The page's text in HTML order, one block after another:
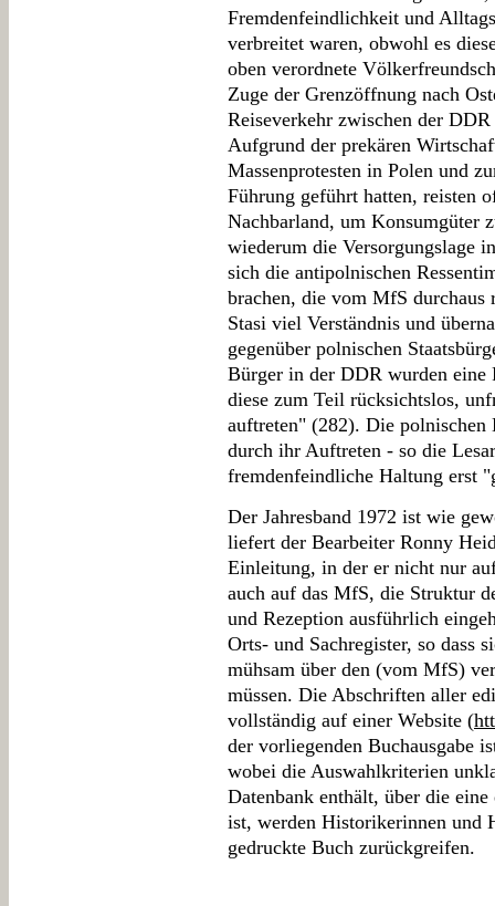
Fremdenfeindlichkeit und
verbreitet waren, obwohl es
oben verordnete
Zuge der Grenzöffnung nach
Reiseverkehr zwischen der
Aufgrund der prekären
Massenprotesten in Polen und
Führung geführt hatten, reisten
Nachbarland, um Konsumgüter
wiederum die Versorgungslage
sich die antipolnischen
brachen, die vom MfS
Stasi viel Verständnis und
gegenüber polnischen
Bürger in der DDR wurden eine
diese zum Teil rücksichtslos,
auftreten" (282). Die polnischen
durch ihr Auftreten - so die
fremdenfeindliche Haltung erst
Der Jahresband 1972 ist wie
liefert der Bearbeiter Ronny
Einleitung, in der er nicht nur
auch auf das MfS, die Struktur
und Rezeption ausführlich
Orts- und Sachregister, so dass
mühsam über den (vom MfS)
müssen. Die Abschriften aller
vollständig auf einer Website (
der vorliegenden Buchausgabe
wobei die Auswahlkriterien
Datenbank enthält, über die
ist, werden Historikerinnen und
gedruckte Buch zurückgreifen.